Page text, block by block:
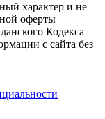
характер и не
оферты
Кодекса
с сайта без